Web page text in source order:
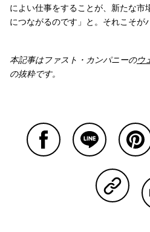
によい仕事をすることが、新たな市
につながるのです」と。それこそが
本記事はファスト・カンパニーのウ
の抜粋です。
Copy